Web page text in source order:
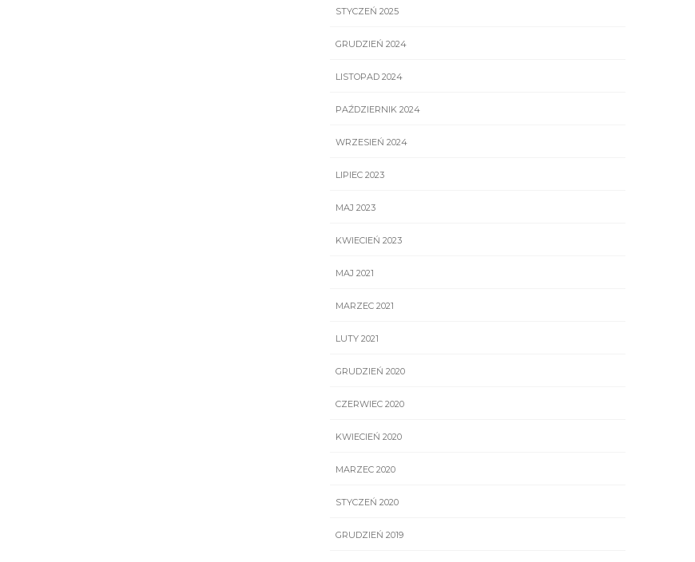
STYCZEŃ 2025
GRUDZIEŃ 2024
LISTOPAD 2024
PAŹDZIERNIK 2024
WRZESIEŃ 2024
LIPIEC 2023
MAJ 2023
KWIECIEŃ 2023
MAJ 2021
MARZEC 2021
LUTY 2021
GRUDZIEŃ 2020
CZERWIEC 2020
KWIECIEŃ 2020
MARZEC 2020
STYCZEŃ 2020
GRUDZIEŃ 2019